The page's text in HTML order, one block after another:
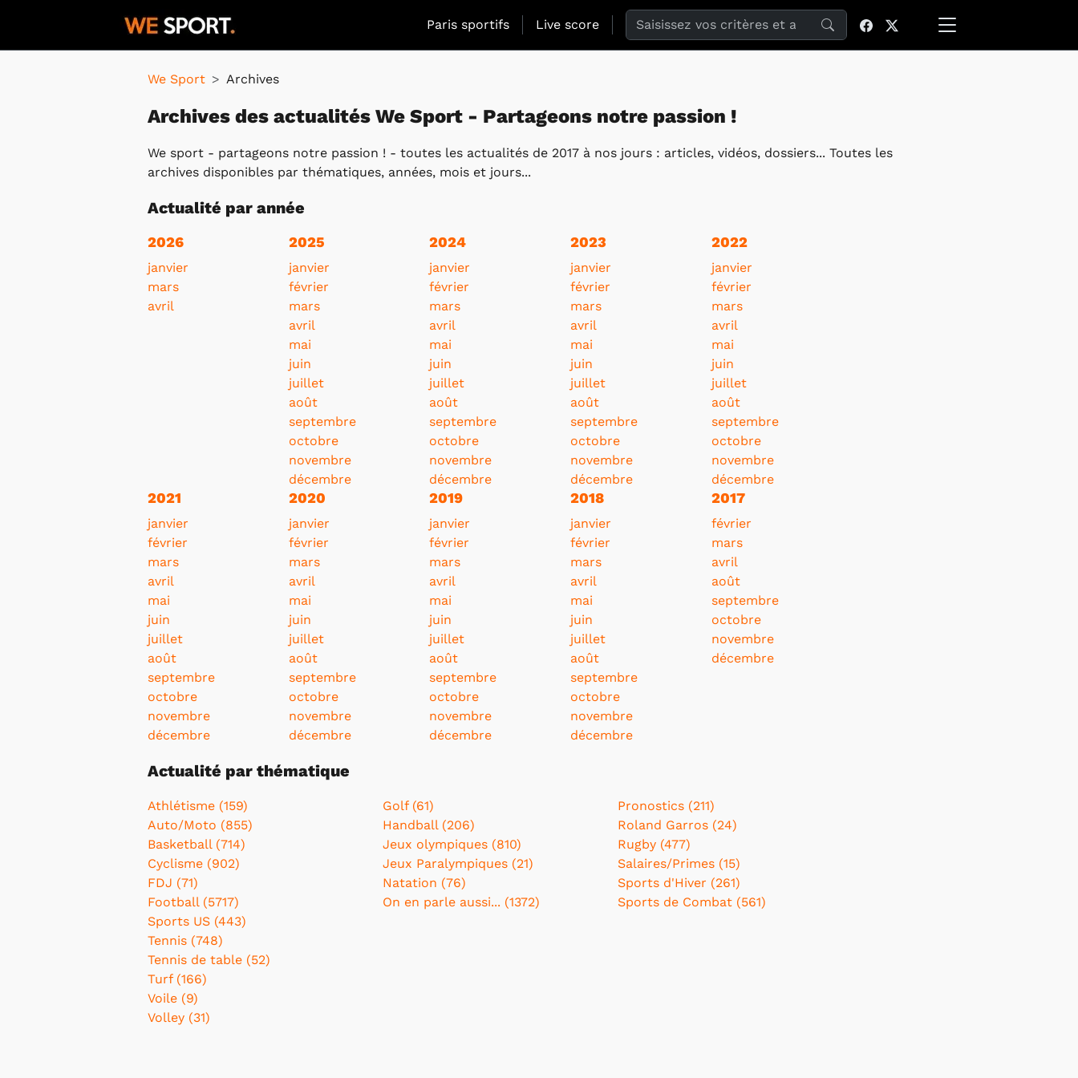
Paris sportifs Live score Search the website
We Sport Archives
Archives des actualités We Sport - Partageons notre passion !
We sport - partageons notre passion ! - toutes les actualités de 2017 à nos jours : articles, vidéos, dossiers... Toutes les
archives disponibles par thématiques, années, mois et jours...
Actualité par année
2026
janvier
mars
avril
2025
janvier
février
mars
avril
mai
juin
juillet
août
septembre
octobre
novembre
décembre
2024
janvier
février
mars
avril
mai
juin
juillet
août
septembre
octobre
novembre
décembre
2023
janvier
février
mars
avril
mai
juin
juillet
août
septembre
octobre
novembre
décembre
2022
janvier
février
mars
avril
mai
juin
juillet
août
septembre
octobre
novembre
décembre
2021
janvier
février
mars
avril
mai
juin
juillet
août
septembre
octobre
novembre
décembre
2020
janvier
février
mars
avril
mai
juin
juillet
août
septembre
octobre
novembre
décembre
2019
janvier
février
mars
avril
mai
juin
juillet
août
septembre
octobre
novembre
décembre
2018
janvier
février
mars
avril
mai
juin
juillet
août
septembre
octobre
novembre
décembre
2017
février
mars
avril
août
septembre
octobre
novembre
décembre
Actualité par thématique
Athlétisme (159)
Auto/Moto (855)
Basketball (714)
Cyclisme (902)
FDJ (71)
Football (5717)
Golf (61)
Handball (206)
Jeux olympiques (810)
Jeux Paralympiques (21)
Natation (76)
On en parle aussi... (1372)
Pronostics (211)
Roland Garros (24)
Rugby (477)
Salaires/Primes (15)
Sports d'Hiver (261)
Sports de Combat (561)
Sports US (443)
Tennis (748)
Tennis de table (52)
Turf (166)
Voile (9)
Volley (31)